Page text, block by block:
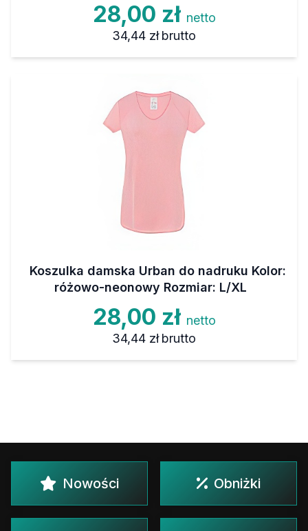
28,00 zł netto
34,44 zł brutto
Koszulka damska Urban do nadruku Kolor:
różowo-neonowy Rozmiar: L/XL
28,00 zł netto
34,44 zł brutto
Nowości Obniżki